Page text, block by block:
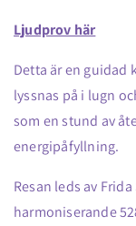
Ljudprov här
Detta är en guidad
lyssnas på i lugn
som en stund av
energipåfyllning.
Resan leds av Frida
harmoniserande